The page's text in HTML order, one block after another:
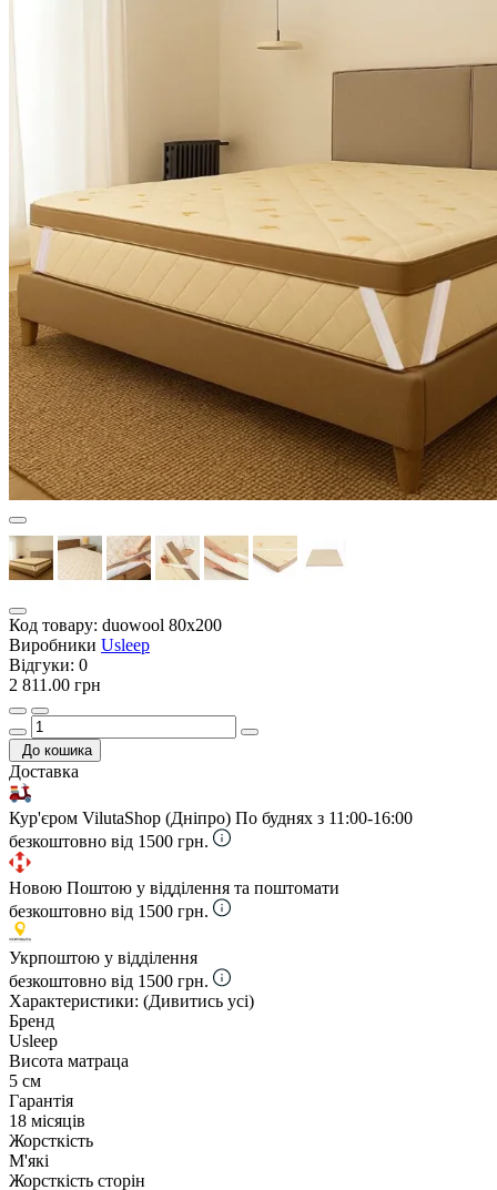
Код товару: duowool 80х200
Виробники Usleep
Відгуки: 0
2 811.00 грн
До кошика
Доставка
Кур'єром VilutaShop (Дніпро) По буднях з 11:00-16:00
безкоштовно від 1500 грн.
Новою Поштою у відділення та поштомати
безкоштовно від 1500 грн.
Укрпоштою у відділення
безкоштовно від 1500 грн.
Характеристики: (Дивитись усі)
Бренд
Usleep
Висота матраца
5 см
Гарантія
18 місяців
Жорсткість
М'які
Жорсткість сторін